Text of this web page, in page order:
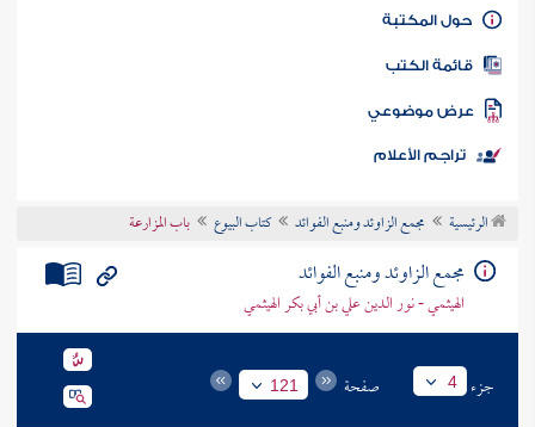
كتاب الأمة
المكتبة
الكتب
موضوعي
تراجم الأعلام
الرئيسية مجمع الزاوئد ومنبع الفوائد كتاب البيوع باب المزارعة
مجمع الزاوئد ومنبع الفوائد
الهيثمي - نور الدين علي بن أبي بكر الهيثمي
جزء 4 صفحة 121